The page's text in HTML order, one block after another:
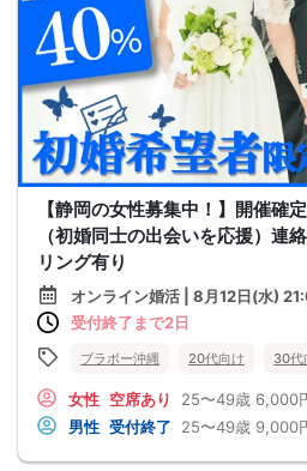
【静岡の女性募集中！】開催確
（初婚同士の出会いを応援）連
リング有り
オンライン婚活 | 8月12日(水)
受付終了まで2日
ブラボー沖縄 20代向け 30代
女性 空席あり 25〜49歳 6,000
男性 受付終了 25〜49歳 9,000